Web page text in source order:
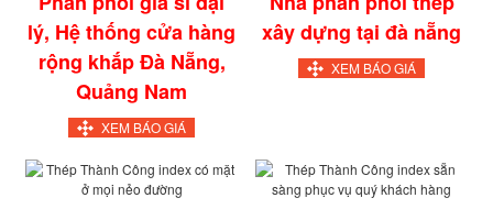
lý, Hệ thống cửa hàng
rộng khắp Đà Nẵng,
Quảng Nam
XEM BÁO GIÁ
xây dựng tại đà nẵng
XEM BÁO GIÁ